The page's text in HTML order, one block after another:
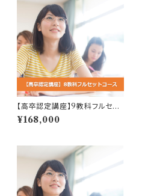
【高卒認定講座】9教科フルセッ
トコース
¥168,000